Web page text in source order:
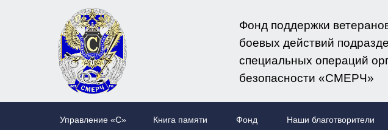
Фонд поддержки
боевых действий
специальных операций
безопасности «СМЕРЧ»
Фонд
Книга памяти Наши благотворители
Управление «C»